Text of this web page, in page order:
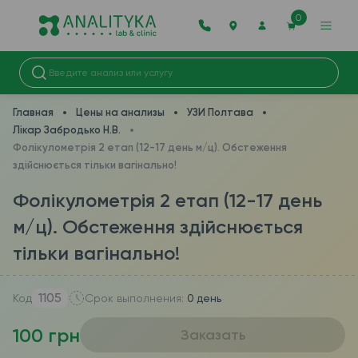
0
Главная Цены на анализы
УЗИ Полтава
Лікар Забродько Н.В.
Фолікулометрія 2 етап (12-17 день м/ц). Обстеження
здійснюється тільки вагінально!
Фолікулометрія 2 етап (12-17 день
м/ц). Обстеження здійснюється
тільки вагінально!
Код 1105 Срок выполнения: 0 день
100 грн Заказать